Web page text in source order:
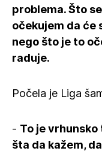
problema. Što
očekujem da će
nego što je to
raduje.
Počela je Liga
- To je
šta da kažem,